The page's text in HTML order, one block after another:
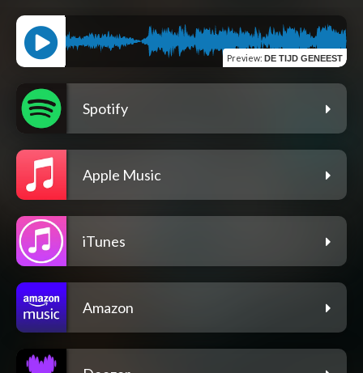
Preview: DE TIJD GENEEST
Spotify
Apple Music
iTunes
Amazon